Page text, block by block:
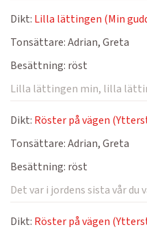
Dikt: Lilla lättingen (Min
Tonsättare:Adrian, Greta
Besättning: röst
Lilla lättingen min, lilla
Dikt: Röster på vägen
Tonsättare:Adrian, Greta
Besättning: röst
Det var i jordens sista vår du
Dikt: Röster på vägen